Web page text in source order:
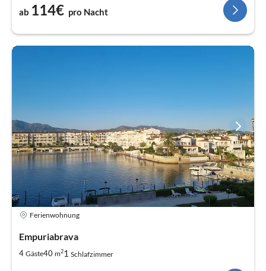
ab 114€ pro Nacht
Ferienwohnung
Empuriabrava
4 Gäste40 m21 Schlafzimmer